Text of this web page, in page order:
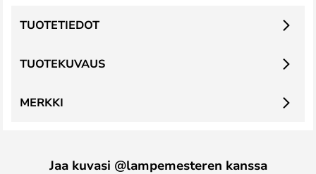
TUOTEKUVAUS
TUOTETIEDOT
MERKKI
Jaa kuvasi @lampemesteren kanssa